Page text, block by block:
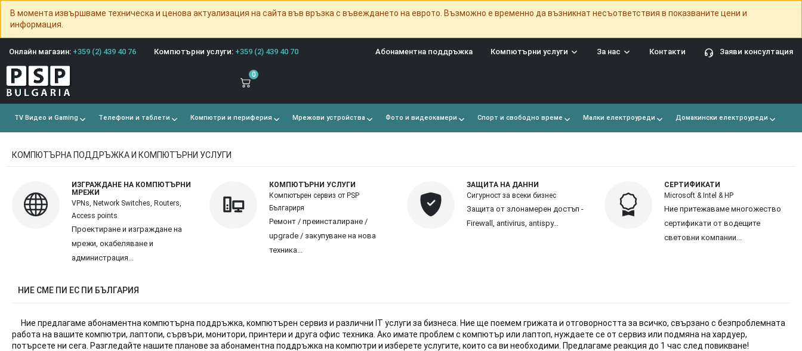
В момента извършваме техническа и ценова актуализация на сайта във връзка с въвеждането на еврото. Възможно е временно да възникнат несъответствия в показваните цени и
информация.
Онлайн магазин: +359 (2) 439 40 76 Компютърни услуги: +359 (2) 439 40 70 Заяви консултация
Контакти
За нас
Компютърни услуги
Абонаментна поддръжка
0
TV Видео и Gaming Телефони и таблети Компютри и периферия Мрежови устройства Фото и видеокамери Спорт и свободно време Малки електроуреди Домакински електроуреди
КОМПЮТЪРНА ПОДДРЪЖКА И КОМПЮТЪРНИ УСЛУГИ
ИЗГРАЖДАНЕ НА КОМПЮТЪРНИ
МРЕЖИ
VPNs, Network Switches, Routers,
Access points
Проектиране и изграждане на
мрежи, окабеляване и
администрация...
КОМПЮТЪРНИ УСЛУГИ
Компютърен сервиз от PSP
Българиря
Ремонт / преинсталиране /
upgrade / закупуване на нова
техника...
ЗАЩИТА НА ДАННИ
Сигурност за всеки бизнес
Защита от злонамерен достъп -
Firewall, antivirus, antispy...
СЕРТИФИКАТИ
Microsoft & Intel & HP
Ние притежаваме многожество
сертификати от водещите
световни компании...
НИЕ СМЕ ПИ ЕС ПИ БЪЛГАРИЯ
Ние предлагаме абонаментна компютърна поддръжка, компютърен сервиз и различни IT услуги за бизнеса. Ние ще поемем грижата и отговорността за всичко, свързано с безпроблемната
работа на вашите компютри, лаптопи, сървъри, монитори, принтери и друга офис техника. Ако имате проблем с компютър или лаптоп, нуждаете се от сервиз или подмяна на хардуер,
потърсете ни сега. Разгледайте нашите планове за абонаментна поддръжка на компютри и изберете услугите, които са ви необходими. Предлагаме реакция до 1 час след повикване!